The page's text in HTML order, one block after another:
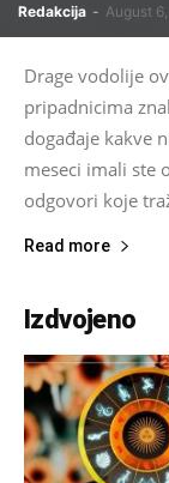
Redakcija - August
Drage vodolije
pripadnicima
događaje kakve
meseci imali ste
odgovori koje
Read more
Izdvojeno